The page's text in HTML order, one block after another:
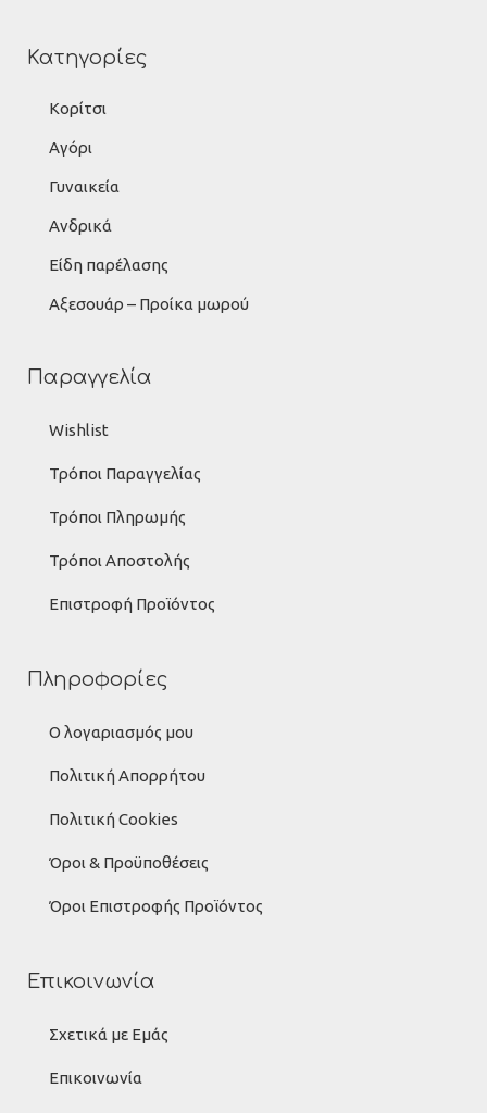
Κατηγορίες
Κορίτσι
Αγόρι
Γυναικεία
Ανδρικά
Είδη παρέλασης
Αξεσουάρ – Προίκα μωρού
Παραγγελία
Wishlist
Τρόποι Παραγγελίας
Τρόποι Πληρωμής
Τρόποι Αποστολής
Επιστροφή Προϊόντος
Πληροφορίες
Ο λογαριασμός μου
Πολιτική Απορρήτου
Πολιτική Cookies
Όροι & Προϋποθέσεις
Όροι Επιστροφής Προϊόντος
Επικοινωνία
Σχετικά με Εμάς
Επικοινωνία